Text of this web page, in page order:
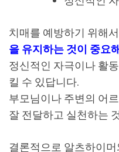
치매를 예방하기 위해
을 유지하는 것이 중요
정신적인 자극이나 활
킬 수 있답니다.
부모님이나 주변의 어
잘 전달하고 실천하는
결론적으로 알츠하이